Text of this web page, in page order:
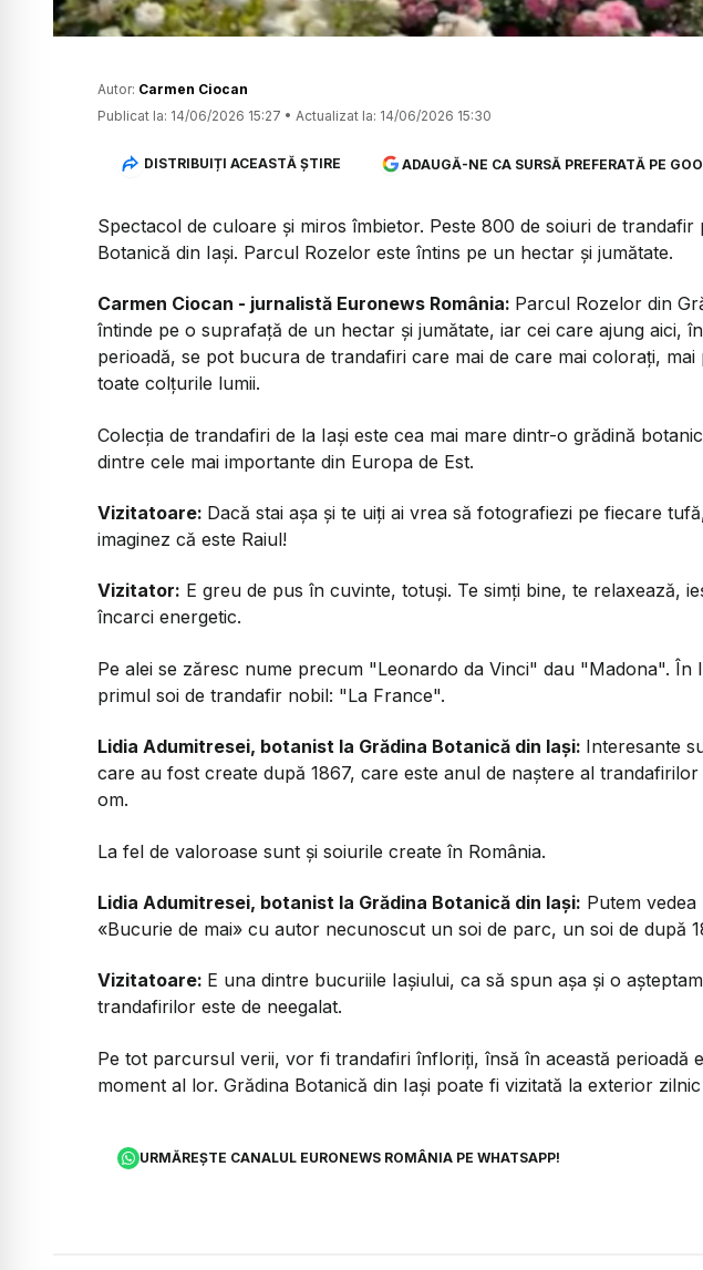
Autor: Carmen Ciocan
Publicat la: 14/06/2026 15:27 • Actualizat la: 14/06/2026 15:30
DISTRIBUIȚI ACEASTĂ ȘTIRE ADAUGĂ-NE CA SURSĂ PREFERATĂ PE
Spectacol de culoare și miros îmbietor. Peste 800 de soiuri de trandafir
Botanică din Iași. Parcul Rozelor este întins pe un hectar și jumătate.
Carmen Ciocan - jurnalistă Euronews România: Parcul Rozelor din
întinde pe o suprafață de un hectar și jumătate, iar cei care ajung aici,
perioadă, se pot bucura de trandafiri care mai de care mai colorați,
toate colțurile lumii.
Colecția de trandafiri de la Iași este cea mai mare dintr-o grădină
dintre cele mai importante din Europa de Est.
Vizitatoare: Dacă stai așa și te uiți ai vrea să fotografiezi pe fiecare
imaginez că este Raiul!
Vizitator: E greu de pus în cuvinte, totuși. Te simți bine, te relaxează,
încarci energetic.
Pe alei se zăresc nume precum "Leonardo da Vinci" dau "Madona". În
primul soi de trandafir nobil: "La France".
Lidia Adumitresei, botanist la Grădina Botanică din Iași: Interesante
care au fost create după 1867, care este anul de naștere al
om.
La fel de valoroase sunt și soiurile create în România.
Lidia Adumitresei, botanist la Grădina Botanică din Iași: Putem
«Bucurie de mai» cu autor necunoscut un soi de parc, un soi de după
Vizitatoare: E una dintre bucuriile Iașiului, ca să spun așa și o
trandafirilor este de neegalat.
Pe tot parcursul verii, vor fi trandafiri înfloriți, însă în această perioadă
moment al lor. Grădina Botanică din Iași poate fi vizitată la exterior
URMĂREȘTE CANALUL EURONEWS ROMÂNIA PE WHATSAPP!